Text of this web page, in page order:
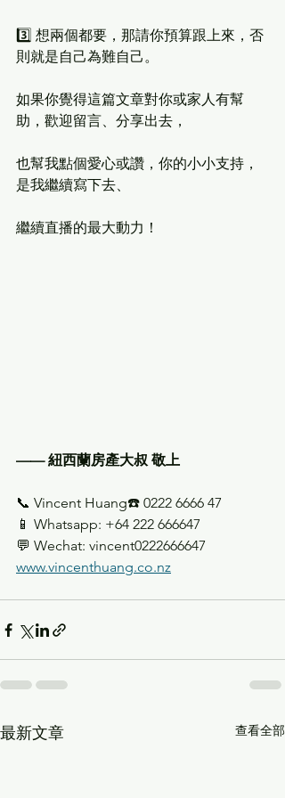
3️⃣ 想兩個都要，那請你預算跟上來，否
則就是自己為難自己。
如果你覺得這篇文章對你或家人有幫
助，歡迎留言、分享出去，
也幫我點個愛心或讚，你的小小支持，
是我繼續寫下去、
繼續直播的最大動力！
—— 紐西蘭房產大叔 敬上
📞 Vincent Huang☎️ 0222 6666 47
📱 Whatsapp: +64 222 666647
💬 Wechat: vincent0222666647
www.vincenthuang.co.nz
最新文章 查看全部